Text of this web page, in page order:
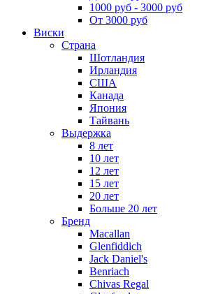
1000 руб - 3000 руб
От 3000 руб
Виски
Страна
Шотландия
Ирландия
США
Канада
Япония
Тайвань
Выдержка
8 лет
10 лет
12 лет
15 лет
20 лет
Больше 20 лет
Бренд
Macallan
Glenfiddich
Jack Daniel's
Benriach
Chivas Regal